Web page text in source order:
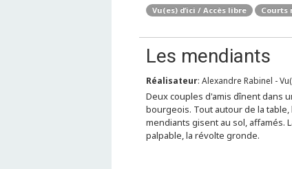
Vu(es) d’ici / Accès libre Courts
Les mendiants
Réalisateur: Alexandre Rabinel -
Deux couples d'amis dînent dans
bourgeois. Tout autour de la table,
mendiants gisent au sol, affamés.
palpable, la révolte gronde.